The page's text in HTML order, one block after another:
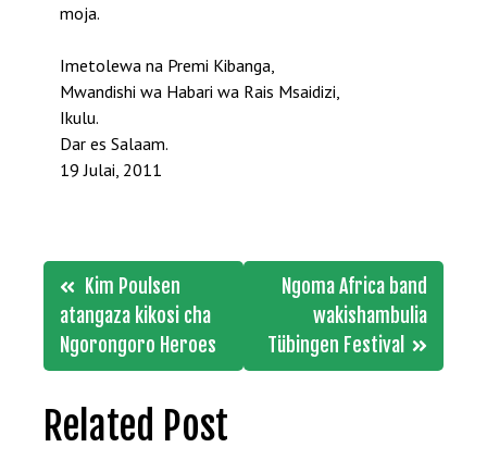
moja.
Imetolewa na Premi Kibanga,
Mwandishi wa Habari wa Rais Msaidizi,
Ikulu.
Dar es Salaam.
19 Julai, 2011
Post
navigation
Kim Poulsen
atangaza kikosi cha
Ngorongoro Heroes
Ngoma Africa band
wakishambulia
Tübingen Festival
Related Post